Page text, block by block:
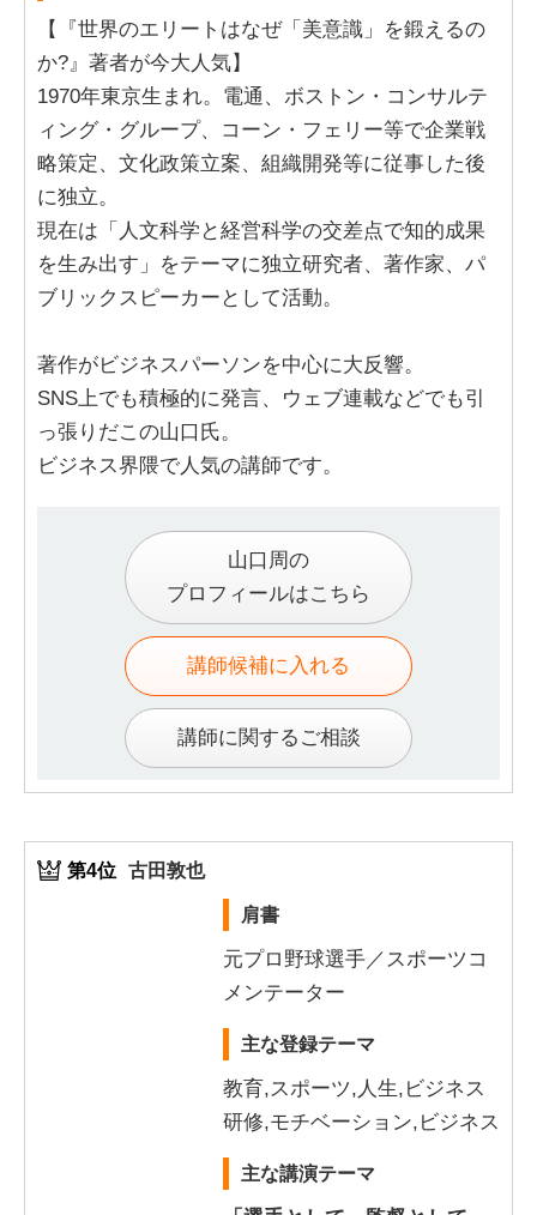
【『世界のエリートはなぜ「美意識」を鍛えるの
か?』著者が今大人気】
1970年東京生まれ。電通、ボストン・コンサルテ
ィング・グループ、コーン・フェリー等で企業戦
略策定、文化政策立案、組織開発等に従事した後
に独立。
現在は「人文科学と経営科学の交差点で知的成果
を生み出す」をテーマに独立研究者、著作家、パ
ブリックスピーカーとして活動。
著作がビジネスパーソンを中心に大反響。
SNS上でも積極的に発言、ウェブ連載などでも引
っ張りだこの山口氏。
ビジネス界隈で人気の講師です。
山口周の
プロフィールはこちら
講師候補に入れる
講師に関するご相談
第4位 古田敦也
肩書
元プロ野球選手／スポーツコ
メンテーター
主な登録テーマ
教育,スポーツ,人生,ビジネス
研修,モチベーション,ビジネス
主な講演テーマ